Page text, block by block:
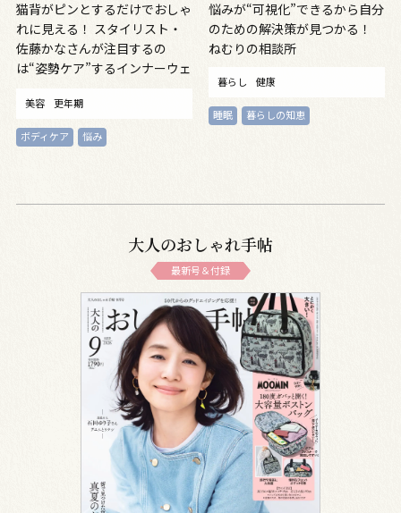
猫背がピンとするだけでおしゃ
れに見える！ スタイリスト・
佐藤かなさんが注目するの
は“姿勢ケア”するインナーウェ
美容 更年期
ボディケア 悩み
悩みが“可視化”できるから自分
のための解決策が見つかる！
ねむりの相談所
暮らし 健康
睡眠 暮らしの知恵
大人のおしゃれ手帖
最新号＆付録